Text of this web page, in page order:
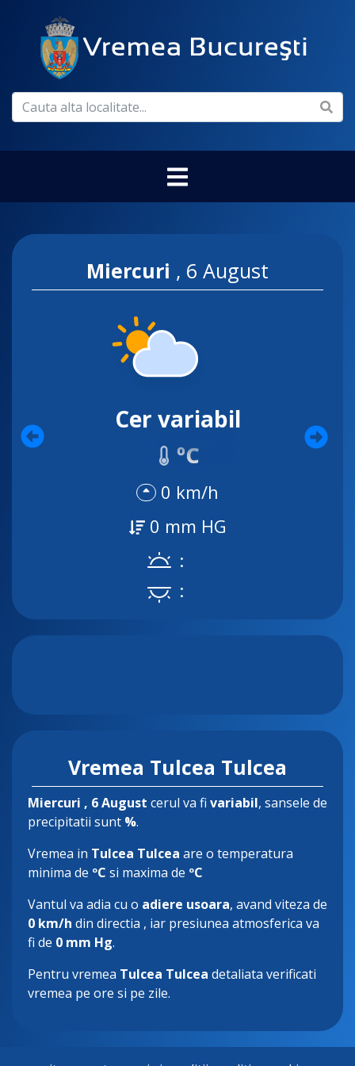
Miercuri , 6 August
Cer variabil
ºC
0 km/h
0 mm HG
:
:
Vremea Tulcea Tulcea
Miercuri , 6 August cerul va fi variabil, sansele de
precipitatii sunt %.
Vremea in Tulcea Tulcea are o temperatura
minima de ºC si maxima de ºC
Vantul va adia cu o adiere usoara, avand viteza de
0 km/h din directia , iar presiunea atmosferica va
fi de 0 mm Hg.
Pentru vremea Tulcea Tulcea detaliata verificati
vremea pe ore si pe zile.